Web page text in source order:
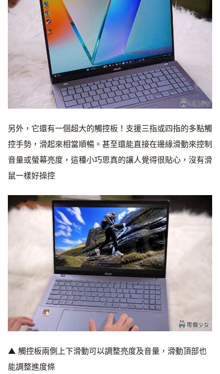
另外，它還有一個超大的觸控板！支援三指或四指的多點觸
控手勢，滑起來相當順暢。甚至還能直接在邊緣滑動來控制
音量或螢幕亮度，這種小巧思真的讓人覺得很貼心，沒有滑
鼠一樣好操控
▲ 觸控板兩側上下滑動可以調整亮度及音量，滑動頂部也
能調整進度條